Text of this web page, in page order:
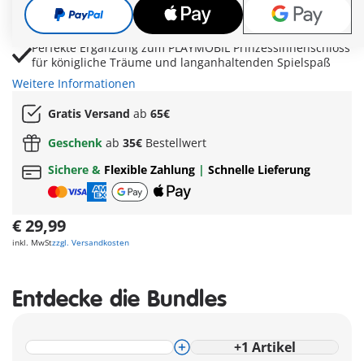
Fördert kreatives Rollenspiel, Geschichtenerzählen und
entspannte Abendroutinen im Schlossalltag
Perfekte Ergänzung zum PLAYMOBIL Prinzessinnenschloss
für königliche Träume und langanhaltenden Spielspaß
Weitere Informationen
Gratis Versand ab 65€
Geschenk ab 35€ Bestellwert
Sichere & Flexible Zahlung | Schnelle Lieferung
€ 29,99
inkl. MwStzzgl. Versandkosten
Entdecke die Bundles
+1 Artikel